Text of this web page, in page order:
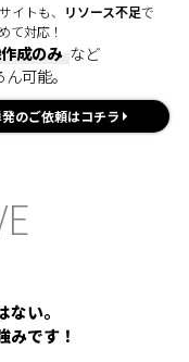
イトも、 リソース不足で
て対応！
成のみ など
可能。
のご依頼はコチラ
E
い。
みです！